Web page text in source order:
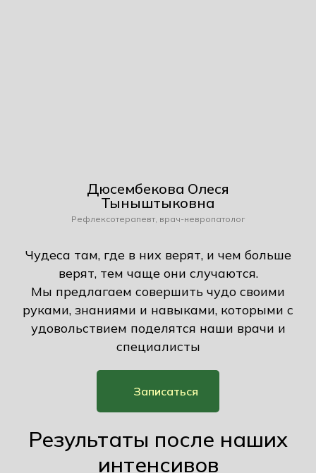
Дюсембекова Олеся
Тыныштыковна
Рефлексотерапевт, врач-невропатолог
Чудеса там, где в них верят, и чем больше
верят, тем чаще они случаются.
Мы предлагаем совершить чудо своими
руками, знаниями и навыками, которыми с
удовольствием поделятся наши врачи и
специалисты
Записаться
Результаты после наших
интенсивов